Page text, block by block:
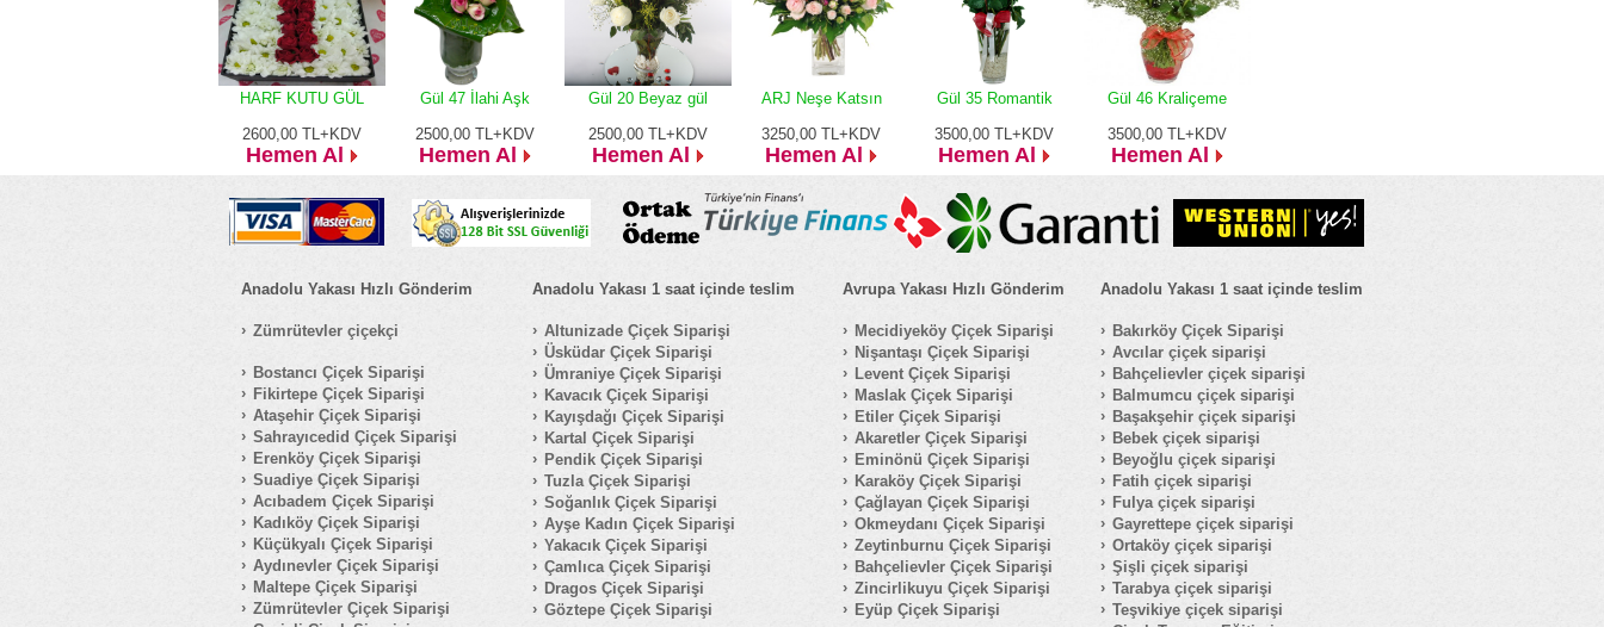
HARF KUTU GÜL
2600,00 TL+KDV
Hemen Al
Gül 47 İlahi Aşk
2500,00 TL+KDV
Hemen Al
Gül 20 Beyaz gül
2500,00 TL+KDV
Hemen Al
ARJ Neşe Katsın
3250,00 TL+KDV
Hemen Al
Gül 35 Romantik
3500,00 TL+KDV
Hemen Al
Gül 46 Kraliçeme
3500,00 TL+KDV
Hemen Al
Anadolu Yakası Hızlı Gönderim
Zümrütevler çiçekçi
Bostancı Çiçek Siparişi
Fikirtepe Çiçek Siparişi
Ataşehir Çiçek Siparişi
Sahrayıcedid Çiçek Siparişi
Erenköy Çiçek Siparişi
Suadiye Çiçek Siparişi
Acıbadem Çiçek Siparişi
Kadıköy Çiçek Siparişi
Küçükyalı Çiçek Siparişi
Aydınevler Çiçek Siparişi
Maltepe Çiçek Siparişi
Zümrütevler Çiçek Siparişi
Anadolu Yakası 1 saat içinde teslim
Altunizade Çiçek Siparişi
Üsküdar Çiçek Siparişi
Ümraniye Çiçek Siparişi
Kavacık Çiçek Siparişi
Kayışdağı Çiçek Siparişi
Kartal Çiçek Siparişi
Pendik Çiçek Siparişi
Tuzla Çiçek Siparişi
Soğanlık Çiçek Siparişi
Ayşe Kadın Çiçek Siparişi
Yakacık Çiçek Siparişi
Çamlıca Çiçek Siparişi
Dragos Çiçek Siparişi
Göztepe Çiçek Siparişi
Avrupa Yakası Hızlı Gönderim
Mecidiyeköy Çiçek Siparişi
Nişantaşı Çiçek Siparişi
Levent Çiçek Siparişi
Maslak Çiçek Siparişi
Etiler Çiçek Siparişi
Akaretler Çiçek Siparişi
Eminönü Çiçek Siparişi
Karaköy Çiçek Siparişi
Çağlayan Çiçek Siparişi
Okmeydanı Çiçek Siparişi
Zeytinburnu Çiçek Siparişi
Bahçelievler Çiçek Siparişi
Zincirlikuyu Çiçek Siparişi
Eyüp Çiçek Siparişi
Anadolu Yakası 1 saat içinde teslim
Bakırköy Çiçek Siparişi
Avcılar çiçek siparişi
Bahçelievler çiçek siparişi
Balmumcu çiçek siparişi
Başakşehir çiçek siparişi
Bebek çiçek siparişi
Beyoğlu çiçek siparişi
Fatih çiçek siparişi
Fulya çiçek siparişi
Gayrettepe çiçek siparişi
Ortaköy çiçek siparişi
Şişli çiçek siparişi
Tarabya çiçek siparişi
Teşvikiye çiçek siparişi